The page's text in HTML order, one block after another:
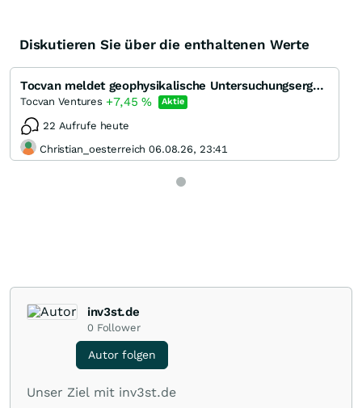
Diskutieren Sie über die enthaltenen Werte
Tocvan meldet geophysikalische Untersuchungsergebnisse, die auf mehrere neue Zielgebiete im Gold-Sil
Tocvan Ventures +7,45% Aktie
22 Aufrufe heute
Christian_oesterreich 06.08.26, 23:41
inv3st.de
0 Follower
Autor folgen
Unser Ziel mit inv3st.de